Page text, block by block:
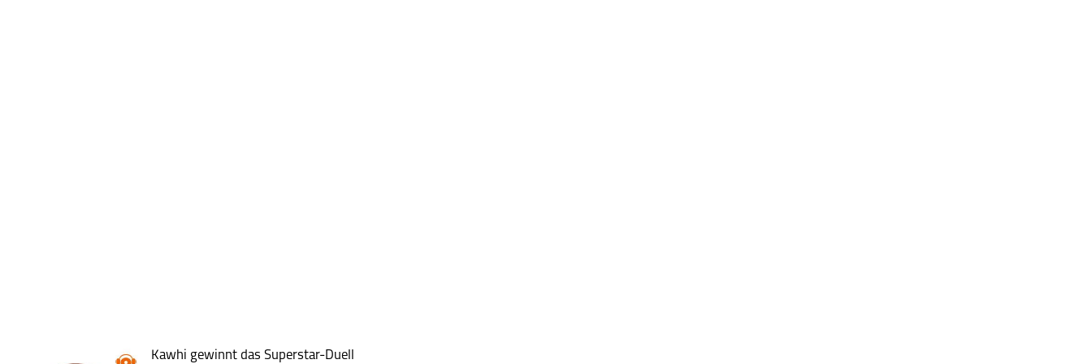
Kawhi gewinnt das Superstar-Duell